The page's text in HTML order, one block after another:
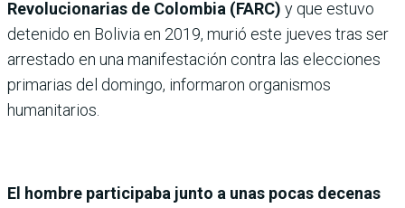
Revolucionarias de Colombia (FARC) y que estuvo
detenido en Bolivia en 2019, murió este jueves tras ser
arrestado en una manifestación contra las elecciones
primarias del domingo, informaron organismos
humanitarios.
El hombre participaba junto a unas pocas decenas